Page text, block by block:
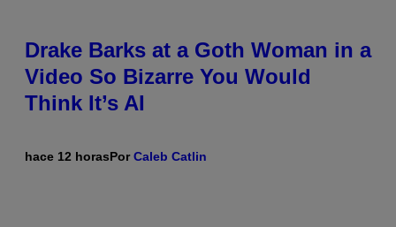
Drake Barks at a Goth Woman in a
Video So Bizarre You Would
Think It’s AI
hace 12 horasPorCaleb Catlin